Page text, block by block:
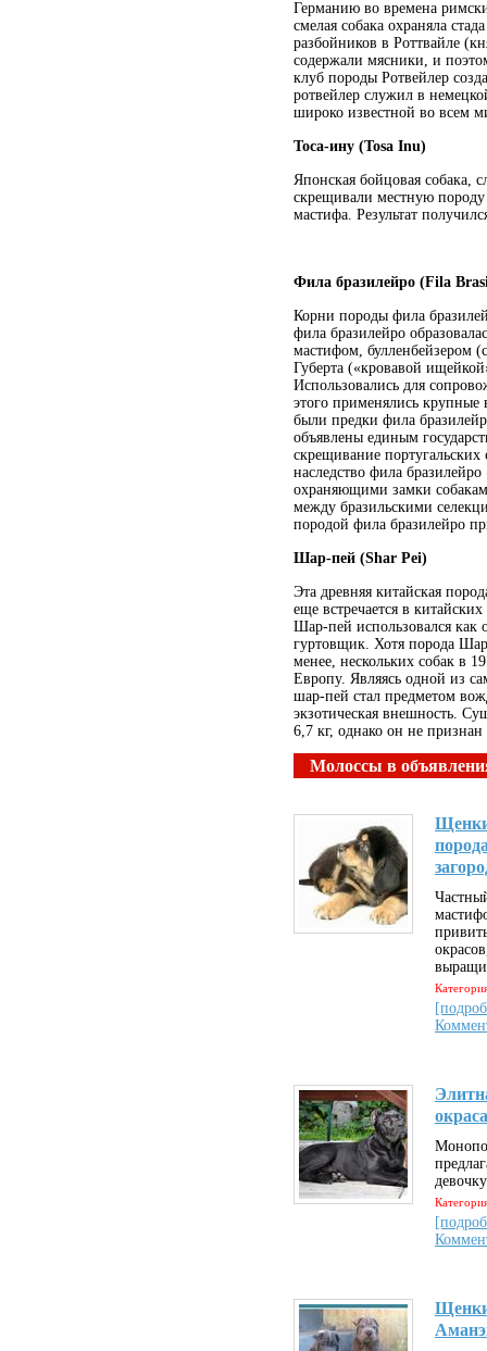
Германию во времена
смелая собака охраняла
разбойников в Роттвайле
содержали мясники, и
клуб породы Ротвейлер
ротвейлер служил в
широко известной во всем
Тоса-ину (Tosa Inu)
Японская бойцовая собака,
скрещивали местную породу
мастифа. Результат
Фила бразилейро (Fila
Корни породы фила
фила бразилейро
мастифом, булленбейзером
Губерта («кровавой
Использовались для
этого применялись
были предки фила
объявлены единым
скрещивание
наследство фила
охраняющими замки
между бразильскими
породой фила бразилейро
Шар-пей (Shar Pei)
Эта древняя китайская
еще встречается в
Шар-пей использовался как
гуртовщик. Хотя порода
менее, нескольких собак в
Европу. Являясь одной из
шap-пей стал предметом
экзотическая внешность.
6,7 кг, однако он не
Молоссы в
Щенки
окраса